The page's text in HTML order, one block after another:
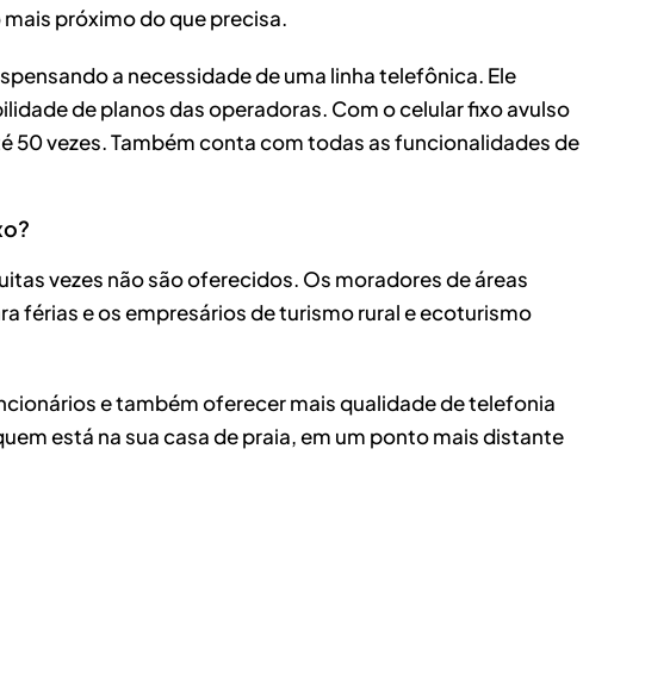
próximo do que precisa.
a necessidade de uma linha telefônica. Ele
de planos das operadoras. Com o celular fixo avulso
50 vezes. Também conta com todas as funcionalidades de
vezes não são oferecidos. Os moradores de áreas
férias e os empresários de turismo rural e ecoturismo
e também oferecer mais qualidade de telefonia
está na sua casa de praia, em um ponto mais distante